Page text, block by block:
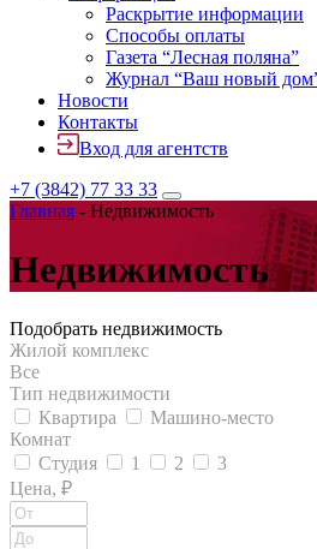
Раскрытие информации
Способы оплаты
Газета “Лесная поляна”
Журнал “Ваш новый
Новости
Контакты
Вход для агентств
+7 (3842) 77 33 33
Главная - Недвижимость
Недвижимость
Подобрать недвижимость
Жилой комплекс
Все
Тип недвижимости
Квартира
Машино-место
Комнат
Студия
1 2
3
Цена, ₽